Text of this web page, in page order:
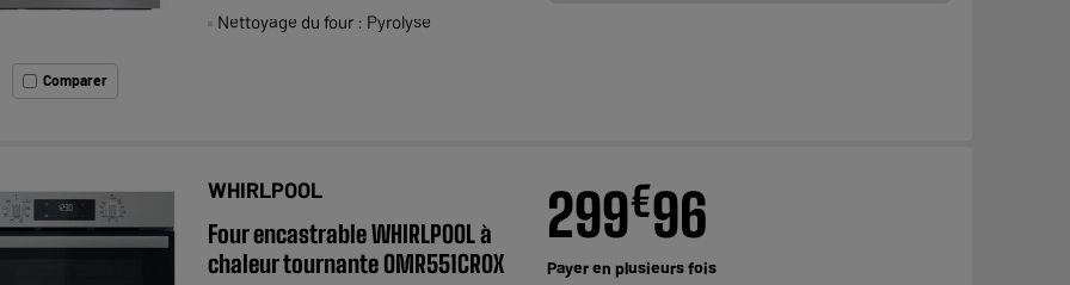
Comparer
Nettoyage du four : Pyrolyse
WHIRLPOOL
Four encastrable WHIRLPOOL à
chaleur tournante OMR551CR0X
299€96
Payer en plusieurs fois